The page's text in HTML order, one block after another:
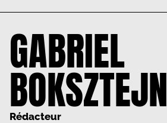
GABRIEL
BOKSZTEJN
Rédacteur